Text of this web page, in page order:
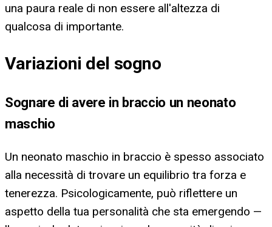
una paura reale di non essere all'altezza di
qualcosa di importante.
Variazioni del sogno
Sognare di avere in braccio un neonato
maschio
Un neonato maschio in braccio è spesso associato
alla necessità di trovare un equilibrio tra forza e
tenerezza. Psicologicamente, può riflettere un
aspetto della tua personalità che sta emergendo —